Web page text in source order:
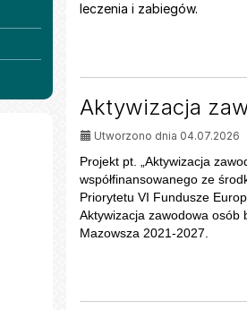
leczenia i zabiegów.
Aktywizacja
Utworzono dnia 04.07.2026
Projekt pt. „Aktywizacja
współfinansowanego ze
Priorytetu VI Fundusze
Aktywizacja zawodowa
Mazowsza 2021-2027.